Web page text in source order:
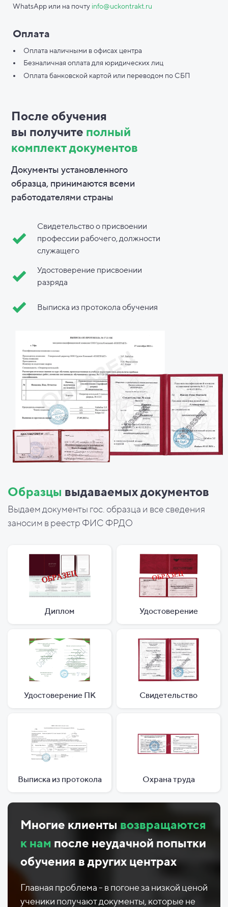
WhatsApp или на почту info@uckontrakt.ru
Оплата
Оплата наличными в офисах центра
Безналичная оплата для юридических лиц
Оплата банковской картой или переводом по СБП
После обучения
вы получите полный
комплект документов
Документы установленного
образца, принимаются всеми
работодателями страны
Свидетельство о присвоении
профессии рабочего, должности
служащего
Удостоверение присвоении
разряда
Выписка из протокола обучения
Образцы выдаваемых документов
Выдаем документы гос. образца и все сведения
заносим в реестр ФИС ФРДО
Диплом Удостоверение
Удостоверение ПК Свидетельство
Выписка из протокола Охрана труда
Многие клиенты возвращаются
к нам после неудачной попытки
обучения в других центрах
Главная проблема - в погоне за низкой ценой
ученики получают документы, которые не